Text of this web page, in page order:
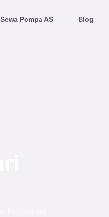
Sewa Pompa ASI Blog